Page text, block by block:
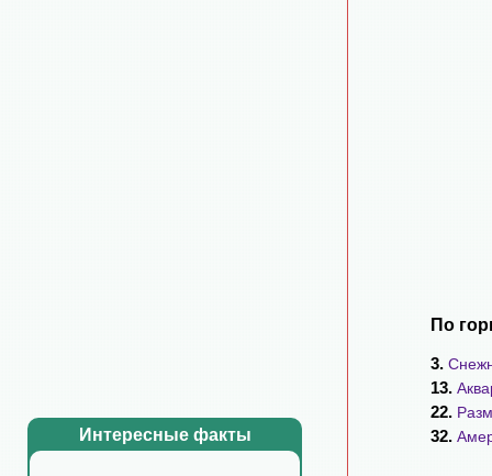
Интересные факты
По
3.
13.
22.
32.